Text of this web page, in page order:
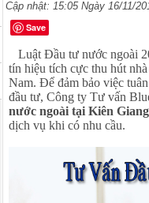
Cập nhật: 15:05 Ngày 16/11/
Save
Luật Đầu tư nước ngoài
tín hiệu tích cực thu hút
Nam. Để đảm bảo việc
đầu tư, Công tyTư vấn
nước ngoài tại Kiên
dịch vụ khi có nhu cầu.